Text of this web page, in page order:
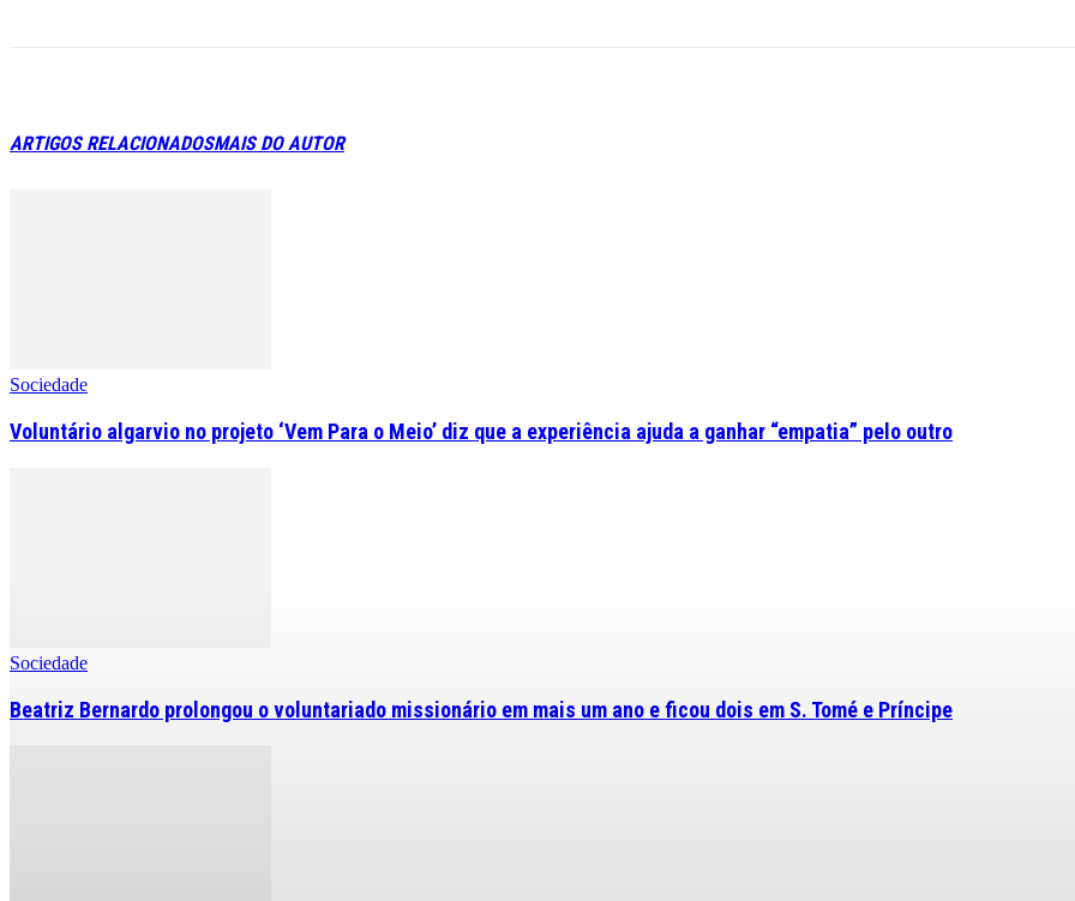
ARTIGOS RELACIONADOSMAIS DO AUTOR
Sociedade
Voluntário algarvio no projeto ‘Vem Para o Meio’ diz que a experiência ajuda a ganhar “empatia” pelo outro
Sociedade
Beatriz Bernardo prolongou o voluntariado missionário em mais um ano e ficou dois em S. Tomé e Príncipe